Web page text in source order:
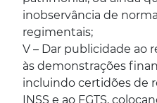
inobservância de
regimentais;
V – Dar publicidade ao
às demonstrações
incluindo certidões de
INSS e ao FGTS,